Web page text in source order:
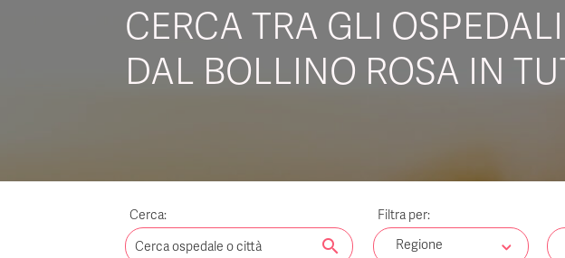
CERCA TRA GLI
DAL BOLLINO ROSA IN
Cerca:
search
Filtra per:
Regione